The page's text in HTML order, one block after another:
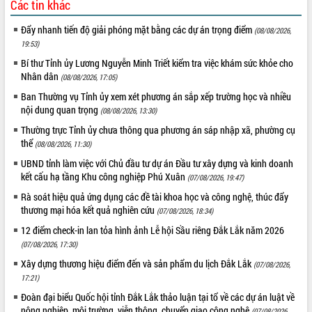
ứng để giữ vững thị trường xuất khẩu
Diễn đàn Kinh tế tư nhân Việt Nam đột
phá cơ chế - Hợp tác công tư
Đề án 06 tạo bước ngoặt đột phá trong
cải cách hành chính tỉnh Đắk Lắk
để phát triển du lịch Đắk Lắk
Khởi động Dự án Đầu tư xây dựng hạ
tầng kỹ thuật Cụm công nghiệp Tân
Tiến
Gặp mặt các cơ quan báo chí nhân Kỷ
niệm 101 năm Ngày Báo chí Cách
mạng Việt Nam
Đắk Lắk sơ kết 4 năm triển khai thực
hiện Đề án 06 của Chính phủ
Họp báo thông tin về Hội nghị Công bố
Lắk
Khơi thông điểm nghẽn, đẩy nhanh
giải ngân vốn khắc phục thiên tai
Các tin khác
Đẩy nhanh tiến độ giải phóng mặt bằng các dự án trọng điểm (08/08/2026,
19:53)
Bí thư Tỉnh ủy Lương Nguyễn Minh Triết kiểm tra việc khám sức khỏe cho
Nhân dân (08/08/2026, 17:05)
Ban Thường vụ Tỉnh ủy xem xét phương án sắp xếp trường học và nhiều
nội dung quan trọng (08/08/2026, 13:30)
Thường trực Tỉnh ủy chưa thông qua phương án sáp nhập xã, phường cụ
thể (08/08/2026, 11:30)
UBND tỉnh làm việc với Chủ đầu tư dự án Đầu tư xây dựng và kinh doanh
kết cấu hạ tầng Khu công nghiệp Phú Xuân (07/08/2026, 19:47)
Rà soát hiệu quả ứng dụng các đề tài khoa học và công nghệ, thúc đẩy
thương mại hóa kết quả nghiên cứu (07/08/2026, 18:34)
12 điểm check-in lan tỏa hình ảnh Lễ hội Sầu riêng Đắk Lắk năm 2026
(07/08/2026, 17:30)
Xây dựng thương hiệu điểm đến và sản phẩm du lịch Đắk Lắk (07/08/2026,
17:21)
Đoàn đại biểu Quốc hội tỉnh Đắk Lắk thảo luận tại tổ về các dự án luật về